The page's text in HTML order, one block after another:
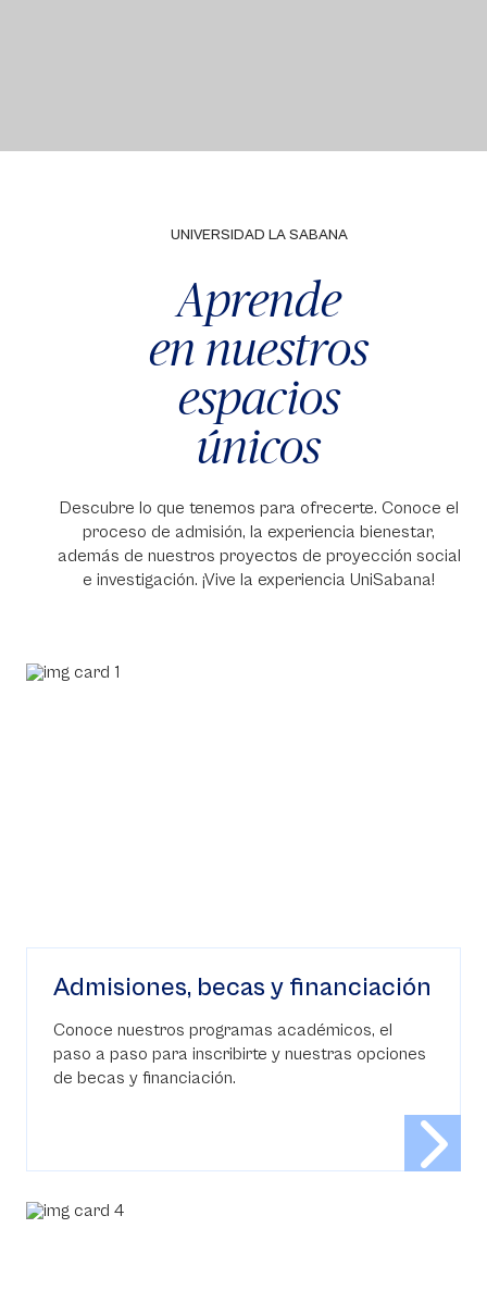
UNIVERSIDAD LA SABANA
Aprende
en nuestros
espacios
únicos
Descubre lo que tenemos para ofrecerte. Conoce el
proceso de admisión, la experiencia bienestar,
además de nuestros proyectos de proyección social
e investigación. ¡Vive la experiencia UniSabana!
Admisiones, becas y financiación
Conoce nuestros programas académicos, el
paso a paso para inscribirte y nuestras opciones
de becas y financiación.